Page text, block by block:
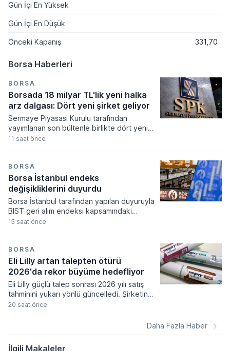
Gün İçi En Yüksek
Gün İçi En Düşük
Önceki Kapanış 331,70
Borsa Haberleri
BORSA
Borsada 18 milyar TL'lik yeni halka
arz dalgası: Dört yeni şirket geliyor
Sermaye Piyasası Kurulu tarafından
yayımlanan son bültenle birlikte dört yeni
şirketin halka arz başvurusuna onay
akın zamanda talep toplama sürecine
başlayarak borsaya adım atacaklar Çitlekçi
Mağazacılık, Teknika Plast, Türker Vangölü
Enerji ve Kapeks Kimya oldu.
11 saat önce
BORSA
Borsa İstanbul endeks
değişikliklerini duyurdu
Borsa İstanbul tarafından yapılan duyuruyla
BIST geri alım endeksi kapsamındaki
paylarda gerçekleştirilecek dönemsel
seti çerçevesinde tamamlanan değerleme
çalışmaları sonucunda endekse dahil
edilecek hisseler belirlendi.
15 saat önce
BORSA
Eli Lilly artan talepten ötürü
2026'da rekor büyüme hedefliyor
Eli Lilly güçlü talep sonrası 2026 yılı satış
tahminini yukarı yönlü güncelledi. Şirketin
kilo kaybı ve diyabet ilaçlarına yönelik
20 saat önce
Daha Fazla Haber
İlgili Makaleler